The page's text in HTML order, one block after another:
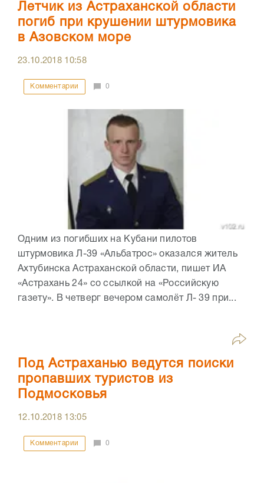
Летчик из Астраханской области
погиб при крушении штурмовика
в Азовском море
23.10.2018 10:58
Комментарии 0
Одним из погибших на Кубани пилотов
штурмовика Л-39 «Альбатрос» оказался житель
Ахтубинска Астраханской области, пишет ИА
«Астрахань 24» со ссылкой на «Российскую
газету». В четверг вечером самолёт Л- 39 при...
Под Астраханью ведутся поиски
пропавших туристов из
Подмосковья
12.10.2018 13:05
Комментарии 0